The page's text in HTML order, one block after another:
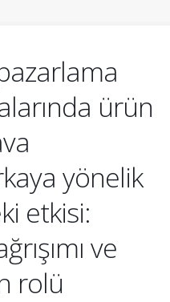
ürün
yönelik
etkisi:
ve
rolü